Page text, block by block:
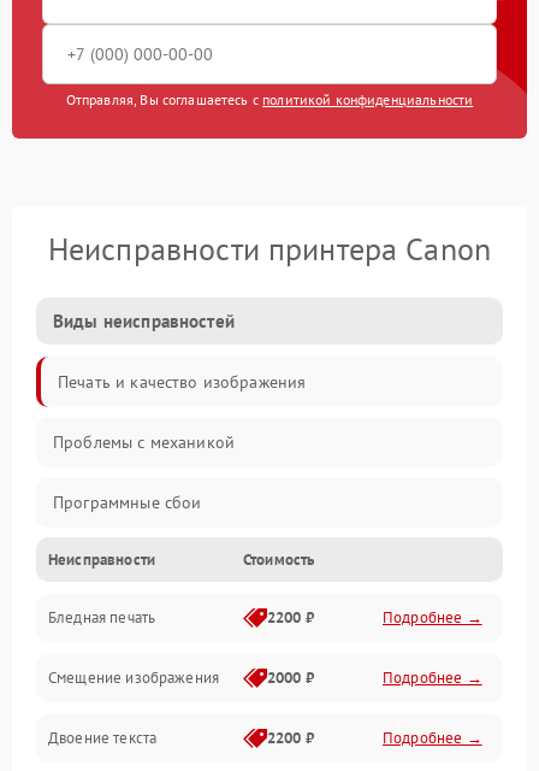
Отправляя, Вы соглашаетесь с политикой конфиденциальности
Неисправности принтера Canon
Виды неисправностей
Печать и качество изображения
Проблемы с механикой
Программные сбои
Программные ошибки
Картриджи и расходники
Механика и узлы
Подключение и интерфейсы
Неисправности Стоимость
Бледная печать 2200 ₽ Подробнее →
Смещение изображения 2000 ₽ Подробнее →
Двоение текста 2200 ₽ Подробнее →